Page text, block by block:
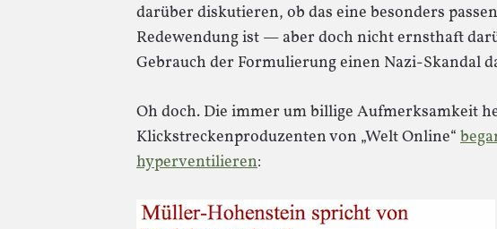
darüber diskutieren, ob das eine besonders
Redewendung ist — aber doch nicht ernsthaft
Gebrauch der Formulierung einen Nazi-Skandal
Oh doch. Die immer um billige Aufmerksamkeit
Klickstreckenproduzenten von „Welt Online“
hyperventilieren: